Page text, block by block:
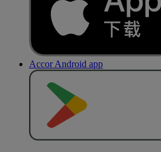
Accor Android app